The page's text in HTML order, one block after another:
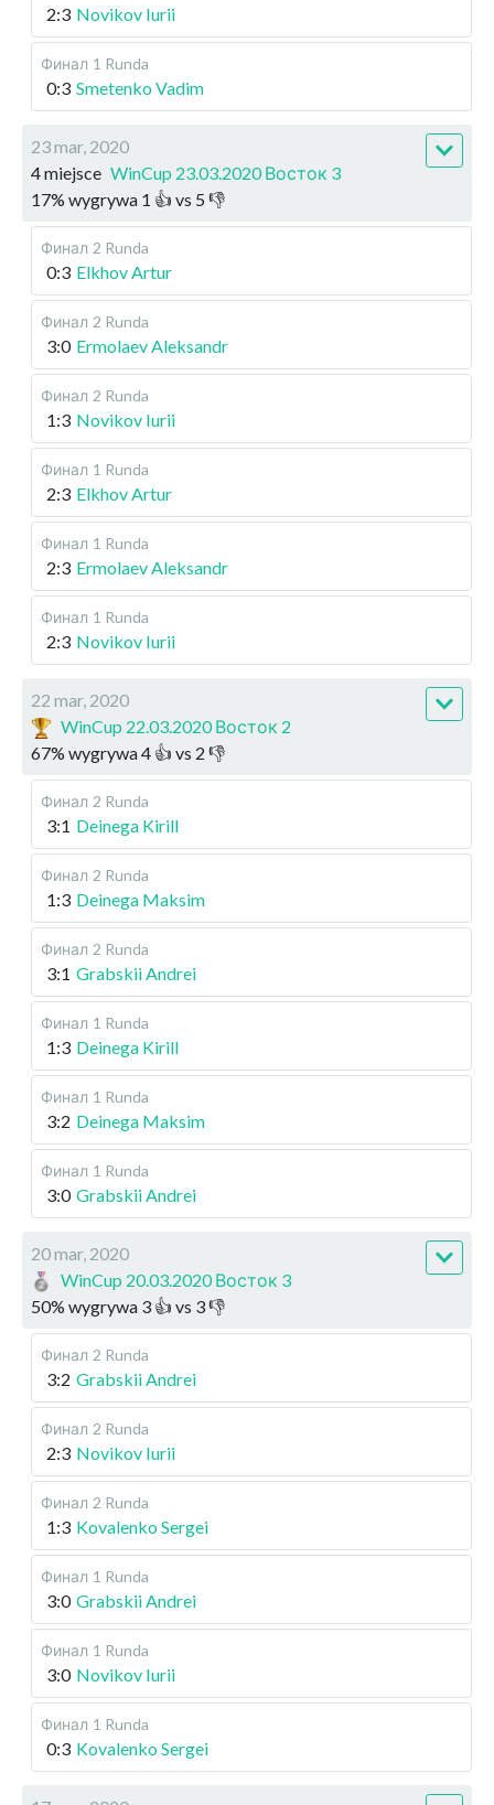
2:3 Novikov Iurii
Финал 1 Runda
0:3 Smetenko Vadim
23 mar, 2020
4 miejsce WinCup 23.03.2020 Восток 3
17% wygrywa 1 👍 vs 5 👎
Финал 2 Runda
0:3 Elkhov Artur
Финал 2 Runda
3:0 Ermolaev Aleksandr
Финал 2 Runda
1:3 Novikov Iurii
Финал 1 Runda
2:3 Elkhov Artur
Финал 1 Runda
2:3 Ermolaev Aleksandr
Финал 1 Runda
2:3 Novikov Iurii
22 mar, 2020
WinCup 22.03.2020 Восток 2
67% wygrywa4 👍 vs 2 👎
Финал 2 Runda
3:1 Deinega Kirill
Финал 2 Runda
1:3 Deinega Maksim
Финал 2 Runda
3:1 Grabskii Andrei
Финал 1 Runda
1:3 Deinega Kirill
Финал 1 Runda
3:2 Deinega Maksim
Финал 1 Runda
3:0 Grabskii Andrei
20 mar, 2020
WinCup 20.03.2020 Восток 3
50% wygrywa 3 👍 vs 3👎
Финал 2 Runda
3:2 Grabskii Andrei
Финал 2 Runda
2:3 Novikov Iurii
Финал 2 Runda
1:3 Kovalenko Sergei
Финал 1 Runda
3:0 Grabskii Andrei
Финал 1 Runda
3:0 Novikov Iurii
Финал 1 Runda
0:3 Kovalenko Sergei